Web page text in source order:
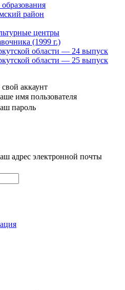
район
центры
(1999 г.)
области — 24 выпуск
области — 25 выпуск
аккаунт
имя пользователя
пароль
адрес электронной почты